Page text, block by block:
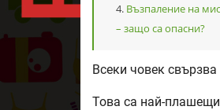
Възпаление на
– защо са опасни?
Всеки човек
Това са най-